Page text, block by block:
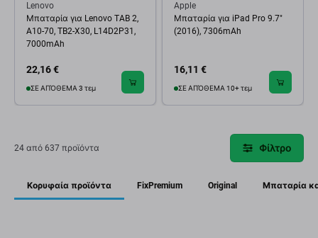
Lenovo
Μπαταρία για Lenovo TAB 2,
A10-70, TB2-X30, L14D2P31,
7000mAh
22,16 €
ΣΕ ΑΠΌΘΕΜΑ 3 τεμ
Apple
Μπαταρία για iPad Pro 9.7"
(2016), 7306mAh
16,11 €
ΣΕ ΑΠΌΘΕΜΑ 10+ τεμ
24 από 637 προϊόντα Φίλτρο
Κορυφαία προϊόντα FixPremium Original Μπαταρία